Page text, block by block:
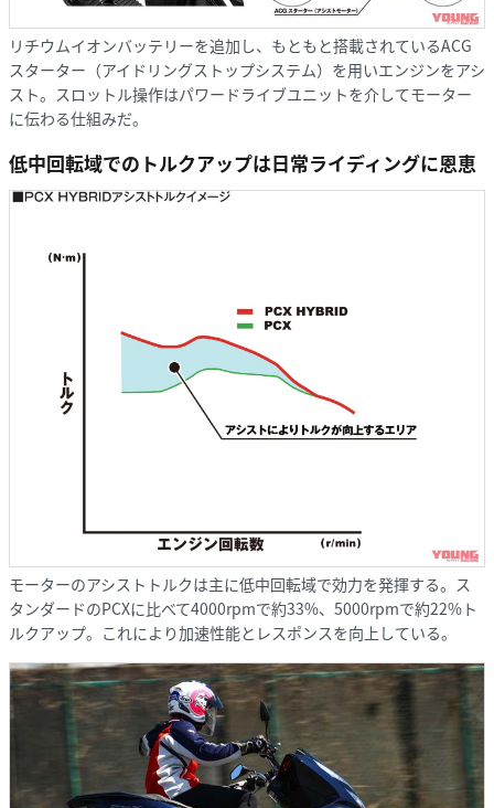
リチウムイオンバッテリーを追加し、もともと搭載されているACG
スターター（アイドリングストップシステム）を用いエンジンをアシ
スト。スロットル操作はパワードライブユニットを介してモーター
に伝わる仕組みだ。
低中回転域でのトルクアップは日常ライディングに恩恵
モーターのアシストトルクは主に低中回転域で効力を発揮する。ス
タンダードのPCXに比べて4000rpmで約33%、5000rpmで約22%ト
ルクアップ。これにより加速性能とレスポンスを向上している。